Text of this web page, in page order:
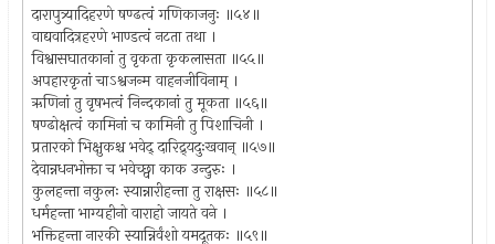
दारापुत्र्यादिहरणे षण्ढत्वं गणिकाजनुः ॥५४॥
वाद्यवादित्रहरणे भाण्डत्वं नटता तथा ।
विश्वासघातकानां तु वृकता कृकलासता ॥५५॥
अपहारकृतां चाऽश्वजन्म वाहनजीविनाम् ।
ऋणिनां तु वृषभत्वं निन्दकानां तु मूकता ॥५६॥
षण्ढोक्षत्वं कामिनां च कामिनी तु पिशाचिनी ।
प्रतारको भिक्षुकश्च भवेद् दारिद्र्यदुःखवान् ॥५७॥
देवान्नधनभोक्ता च भवेच्छ्वा काक उन्दुरुः ।
कुलहन्ता नकुलः स्यान्नारीहन्ता तु राक्षसः ॥५८॥
धर्महन्ता भाग्यहीनो वाराहो जायते वने ।
भक्तिहन्ता नारकी स्यान्निर्वंशो यमदूतकः ॥५९॥